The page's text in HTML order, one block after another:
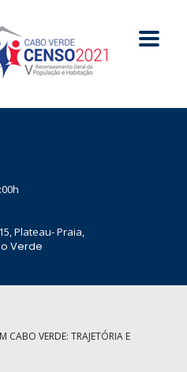
Plateau- Praia,
Verde
CABO VERDE: TRAJETÓRIA E